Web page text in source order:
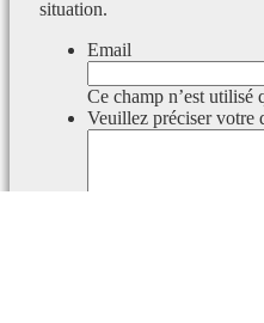
situation.
Email
Ce champ n’est utilisé
Veuillez préciser votre